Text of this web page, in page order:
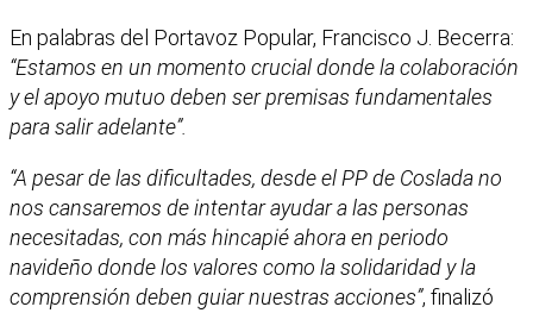
En palabras del Portavoz Popular, Francisco J. Becerra:
“Estamos en un momento crucial donde la colaboración
y el apoyo mutuo deben ser premisas fundamentales
para salir adelante”.
“A pesar de las dificultades, desde el PP de Coslada no
nos cansaremos de intentar ayudar a las personas
necesitadas, con más hincapié ahora en periodo
navideño donde los valores como la solidaridad y la
comprensión deben guiar nuestras acciones”, finalizó